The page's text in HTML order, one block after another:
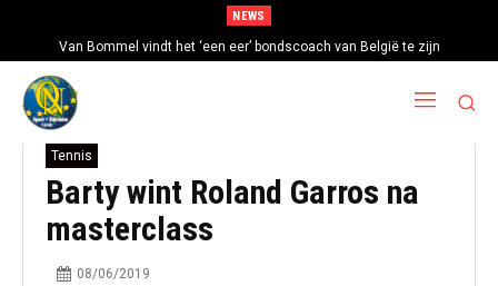
NEWS
Van Bommel vindt het ‘een eer’ bondscoach van België te zijn
Tennis
Barty wint Roland Garros na
masterclass
08/06/2019